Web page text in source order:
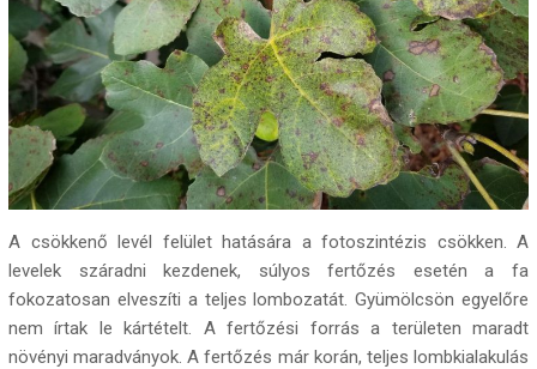
A csökkenő levél felület hatására a fotoszintézis csökken. A
levelek száradni kezdenek, súlyos fertőzés esetén a fa
fokozatosan elveszíti a teljes lombozatát. Gyümölcsön egyelőre
nem írtak le kártételt. A fertőzési forrás a területen maradt
növényi maradványok. A fertőzés már korán, teljes lombkialakulás